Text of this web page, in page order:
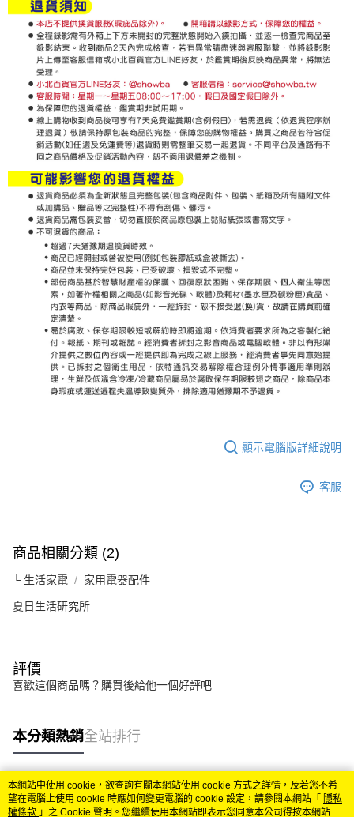
顯示電腦版詳細說明
客服
商品相關分類 (2)
└ 生活家電 家用電器配件
夏日生活研究所
評價
喜歡這個商品嗎？購買後給他一個好評吧
本分類熱銷全站排行
熱門標籤
本網站中使用 cookie，欲查詢有關本網站使用 cookie 方式之詳情，及若您不希
望在電腦上使用 cookie 時應如何變更電腦的 cookie 設定，請參閱本網站「 隱私
權條款 」之 Cookie 聲明。您繼續使用本網站即表示您同意本公司得按本網站使